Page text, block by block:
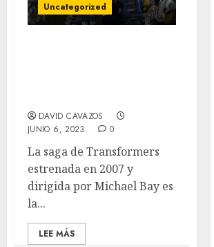
Uncategorized
DAVID CAVAZOS
JUNIO 6, 2023
0
La saga de Transformers
estrenada en 2007 y
dirigida por Michael Bay es
la...
LEE MÁS